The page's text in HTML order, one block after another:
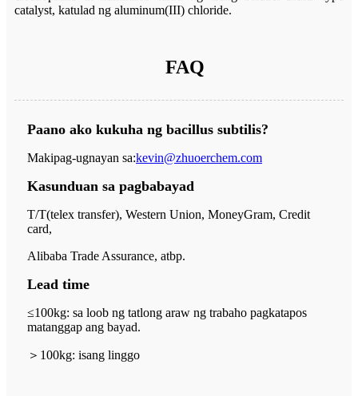
catalyst, katulad ng aluminum(III) chloride.
FAQ
Paano ako kukuha ng bacillus subtilis?
Makipag-ugnayan sa:kevin@zhuoerchem.com
Kasunduan sa pagbabayad
T/T(telex transfer), Western Union, MoneyGram, Credit
card,
Alibaba Trade Assurance, atbp.
Lead time
≤100kg: sa loob ng tatlong araw ng trabaho pagkatapos
matanggap ang bayad.
＞ 100kg: isang linggo